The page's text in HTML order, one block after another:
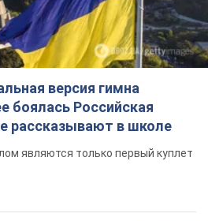
версия гимна
боялась Российская
рассказывают в школе
являются только первый куплет